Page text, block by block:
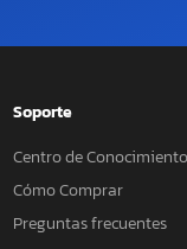
Soporte
Centro de Conocimiento
Cómo Comprar
Preguntas frecuentes